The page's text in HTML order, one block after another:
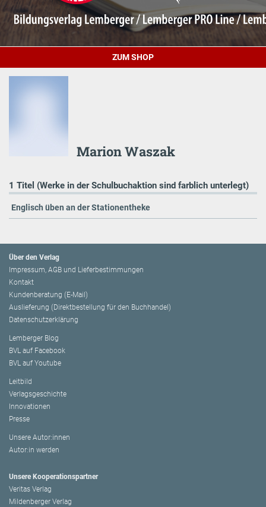
ZUM SHOP
Marion Waszak
1 Titel (Werke in der Schulbuchaktion sind farblich unterlegt)
Englisch üben an der Stationentheke
Über den Verlag
Impressum, AGB und Lieferbestimmungen
Kontakt
Kundenberatung (E-Mail)
Auslieferung (Direktbestellung für den Buchhandel)
Datenschutzerklärung
Lemberger Blog
BVL auf Facebook
BVL auf Youtube
Leitbild
Verlagsgeschichte
Innovationen
Presse
Unsere Autor:innen
Autor:in werden
Unsere Kooperationspartner
Veritas Verlag
Mildenberger Verlag